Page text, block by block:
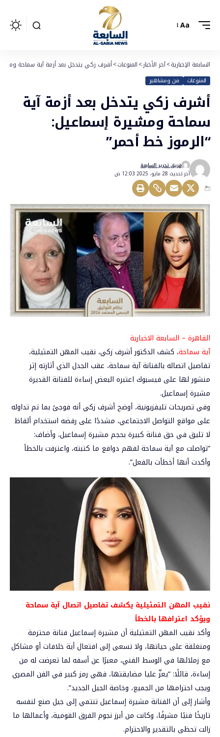
Aa
السابعة الإخبارية>آخر الأخبار>المنوعات>أشرف زكي يتدخل بعد أزمة آية سماحة
المنوعات فن ومشاهير
أشرف زكي يتدخل بعد أزمة آية
سماحة ومشيرة إسماعيل:
“الرموز خط أحمر”
أخر تحديث 28 مايو، 2025 12:03 ص
فريق تحرير السابعة
القاهرة – السابعة الاخبارية
آية سماحة، كشف الدكتور أشرف زكي، نقيب المهن التمثيلية،
تفاصيل اتصاله بالفنانة آية سماحة، عقب الجدل الذي أثارته إثر
منشور لها على فيسبوك اعتبره البعض إساءة للفنانة القديرة
مشيرة إسماعيل.
وفي تصريحات تليفزيونية، أوضح أشرف زكي أنه فوجئ بما تم تداوله
على مواقع التواصل الاجتماعي، مشددًا على رفضه استخدام ألفاظ
لا تليق في حق فنانة كبيرة بحجم مشيرة إسماعيل، وأضاف:
“تواصلت مع آية سماحة لفهم دوافع ما كتبته، واعترفت بالخطأ
وأكدت أنها أخطأت بالفعل”.
نقيب المهن التمثيلية يكشف تفاصيل اتصال آية سماحة
ويؤكد اعترافها بالخطأ
وأكد نقيب المهن التمثيلية أن مشيرة إسماعيل فنانة محترمة
ومنغلقة على حياتها، ولا تسعى إلى افتعال أية خلافات أو مشاكل
مع زملائها في الوسط الفني، معبرًا عن أسفه لما تعرضت له من
إساءة، قائلًا: “يعزّ عليا مضايقتها، فهي رمز كبير في الفن المصري
ويجب احترامها من الجميع، وخاصة الجيل الجديد”.
وأشار إلى أن الفنانة مشيرة إسماعيل تنتمي إلى جيل صنع لنفسه
تاريخًا فنيًا مشرفًا، وكانت من أبرز نجوم الفرق القومية، وأعمالها ما
زالت تحظى بالتقدير والاحترام.